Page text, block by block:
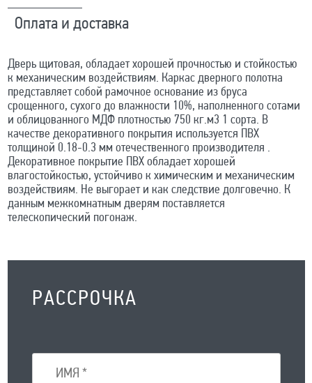
Оплата и доставка
Дверь щитовая, обладает хорошей прочностью и стойкостью
к механическим воздействиям. Каркас дверного полотна
представляет собой рамочное основание из бруса
срощенного, сухого до влажности 10%, наполненного сотами
и облицованного МДФ плотностью 750 кг.м3 1 сорта. В
качестве декоративного покрытия используется ПВХ
толщиной 0.18-0.3 мм отечественного производителя .
Декоративное покрытие ПВХ обладает хорошей
влагостойкостью, устойчиво к химическим и механическим
воздействиям. Не выгорает и как следствие долговечно. К
данным межкомнатным дверям поставляется
телескопический погонаж.
РАССРОЧКА